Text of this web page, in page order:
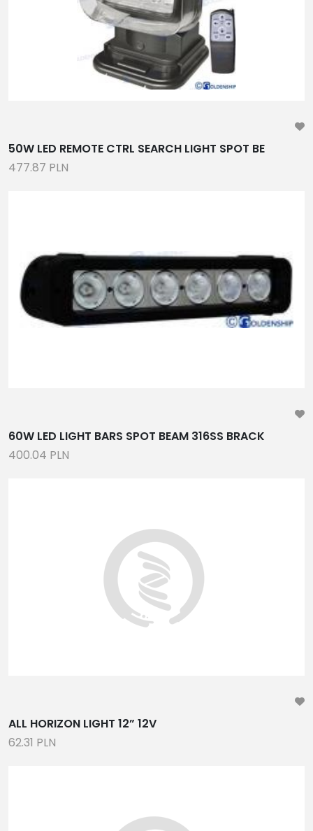
50W LED REMOTE CTRL SEARCH LIGHT SPOT BE
477.87 PLN
60W LED LIGHT BARS SPOT BEAM 316SS BRACK
400.04 PLN
ALL HORIZON LIGHT 12” 12V
62.31 PLN